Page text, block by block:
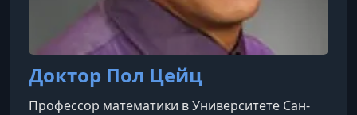
Доктор Пол Цейц
Профессор математики в Университете Сан-